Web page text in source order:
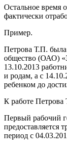
Остальное время
фактически
Пример.
Петрова Т.П. была
общество (ОАО)
13.10.2013
и родам, а с
ребенком до
К работе Петрова
Первый рабочий
предоставляется
период с